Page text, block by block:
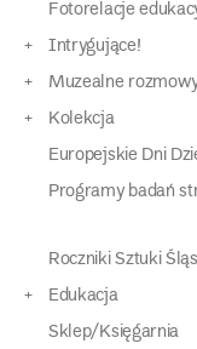
Fotorelacje
Intrygujące!
Muzealne
Kolekcja
Europejskie Dni
Programy badań
Roczniki Sztuki
Edukacja
Sklep/Księgarnia